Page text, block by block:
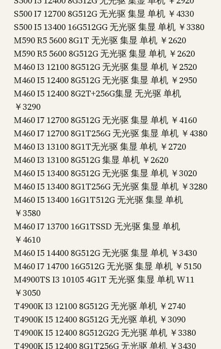
S500 I7 12700 8G512G 无光驱 集显 单机 ￥4330
S500 I5 13400 16G512GG 无光驱 集显 单机 ￥3380
M590 R5 5600 8G1T 无光驱 集显 单机 ￥2620
M590 R5 5600 8G512G 无光驱 集显 单机 ￥2620
M460 I3 12100 8G512G 无光驱 集显 单机 ￥2520
M460 I5 12400 8G512G 无光驱 集显 单机 ￥2950
M460 I5 12400 8G2T+256G集显 无光驱 单机
￥3290
M460 I7 12700 8G512G 无光驱 集显 单机 ￥4160
M460 I7 12700 8G1T256G 无光驱 集显 单机 ￥4380
M460 I3 13100 8G1T无光驱 集显 单机 ￥2720
M460 I3 13100 8G512G 集显 单机 ￥2620
M460 I5 13400 8G512G 无光驱 集显 单机 ￥3020
M460 I5 13400 8G1T256G 无光驱 集显 单机 ￥3280
M460 I5 13400 16G1T512G 无光驱 集显 单机
￥3580
M460 I7 13700 16G1TSSD 无光驱 集显 单机
￥4610
M460 I5 14400 8G512G 无光驱 集显 单机 ￥3430
M460 I7 14700 16G512G 无光驱 集显 单机 ￥5150
M4900TS I3 10105 4G1T 无光驱 集显 单机 W11
￥3050
T4900K I3 12100 8G512G 无光驱 单机 ￥2740
T4900K I5 12400 8G512G 无光驱 单机 ￥3090
T4900K I5 12400 8G512G2G 无光驱 单机 ￥3380
T4900K I5 12400 8G1T256G 无光驱 单机 ￥3430